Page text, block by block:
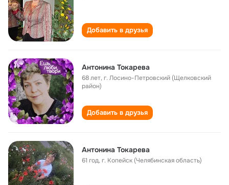
Добавить в друзья
Антонина Токарева
68 лет,г. Лосино-Петровский (Щелковский
район)
Добавить в друзья
Антонина Токарева
61 год,г. Копейск (Челябинская область)